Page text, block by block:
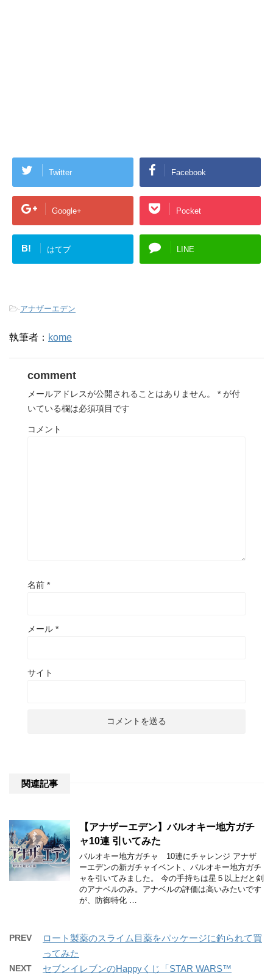
Twitter Facebook
Google+ Pocket
B! はてブ LINE
-アナザーエデン
執筆者： kome
comment
メールアドレスが公開されることはありません。 * が付
いている欄は必須項目です
コメント
名前 *
メール *
サイト
関連記事
【アナザーエデン】バルオキー地方ガチ
ャ10連 引いてみた
バルオキー地方ガチャ 10連にチャレンジ アナザ
ーエデンの新ガチャイベント、バルオキー地方ガチ
ャを引いてみました。 今の手持ちは星５以上だと剣
のアナベルのみ。アナベルの評価は高いみたいです
が、防御特化 …
PREV
ロート製薬のスライム目薬をパッケージに釣られて買
ってみた
NEXT
セブンイレブンのHappyくじ「STAR WARS™